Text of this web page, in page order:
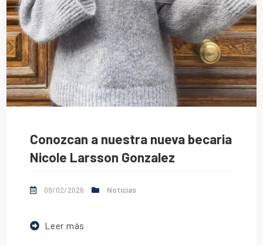
Conozcan a nuestra nueva becaria
Nicole Larsson Gonzalez
09/02/2026 Noticias
Leer más